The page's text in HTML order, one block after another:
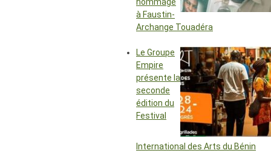
hommage
à Faustin-
Archange Touadéra
Le Groupe
Empire
présente la
seconde
édition du
Festival
International des Arts du Bénin